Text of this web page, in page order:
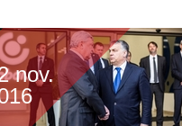
nov.